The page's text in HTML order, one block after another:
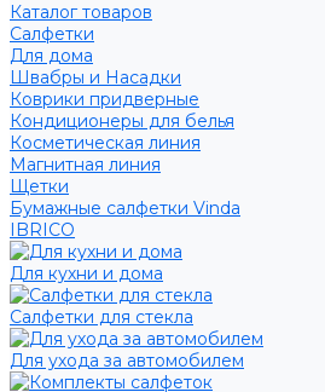
Каталог товаров
Салфетки
Для дома
Швабры и Насадки
Коврики придверные
Кондиционеры для белья
Косметическая линия
Магнитная линия
Щетки
Бумажные салфетки Vinda
IBRICO
Для кухни и дома
Салфетки для стекла
Для ухода за автомобилем